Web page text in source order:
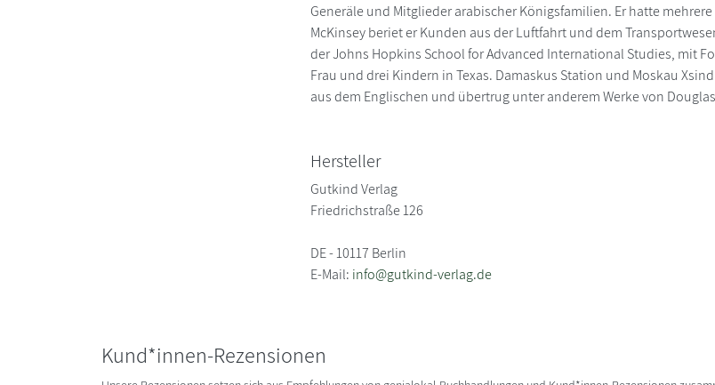
Generäle und Mitglieder arabischer Königsfamilien. Er hatte
McKinsey beriet er Kunden aus der Luftfahrt und dem
der Johns Hopkins School for Advanced International Studies, mit
Frau und drei Kindern in Texas. Damaskus Station und Moskau
aus dem Englischen und übertrug unter anderem Werke von
Hersteller
Gutkind Verlag
Friedrichstraße 126
DE - 10117 Berlin
E-Mail: info@gutkind-verlag.de
Kund*innen-Rezensionen